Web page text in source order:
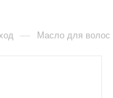
— Масло для волос